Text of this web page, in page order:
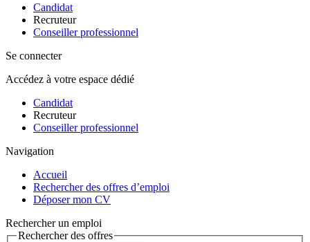
Candidat
Recruteur
Conseiller professionnel
Se connecter
Accédez à votre espace dédié
Candidat
Recruteur
Conseiller professionnel
Navigation
Accueil
Rechercher des offres d’emploi
Déposer mon CV
Rechercher un emploi
Rechercher des offres